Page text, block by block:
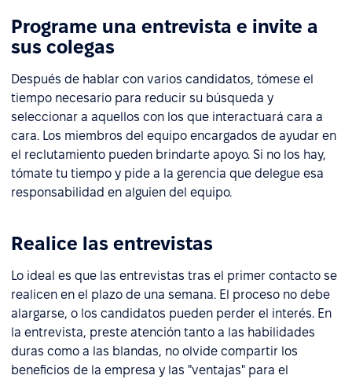
Programe una entrevista e invite a
sus colegas
Después de hablar con varios candidatos, tómese el
tiempo necesario para reducir su búsqueda y
seleccionar a aquellos con los que interactuará cara a
cara. Los miembros del equipo encargados de ayudar en
el reclutamiento pueden brindarte apoyo. Si no los hay,
tómate tu tiempo y pide a la gerencia que delegue esa
responsabilidad en alguien del equipo.
Realice las entrevistas
Lo ideal es que las entrevistas tras el primer contacto se
realicen en el plazo de una semana. El proceso no debe
alargarse, o los candidatos pueden perder el interés. En
la entrevista, preste atención tanto a las habilidades
duras como a las blandas, no olvide compartir los
beneficios de la empresa y las "ventajas" para el